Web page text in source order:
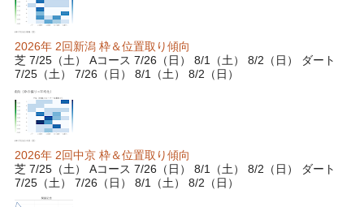
2026年 2回新潟 枠＆位置取り傾向
芝 7/25（土） Aコース 7/26（日） 8/1（土） 8/2（日） ダート
7/25（土） 7/26（日） 8/1（土） 8/2（日）
2026年 2回中京 枠＆位置取り傾向
芝 7/25（土） Aコース 7/26（日） 8/1（土） 8/2（日） ダート
7/25（土） 7/26（日） 8/1（土） 8/2（日）